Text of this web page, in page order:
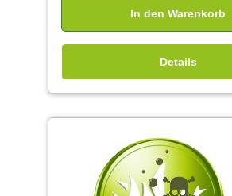
In den Warenkorb
Details